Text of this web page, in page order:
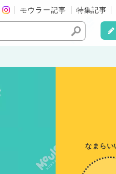
モウラー記事 特集記事
なまらい